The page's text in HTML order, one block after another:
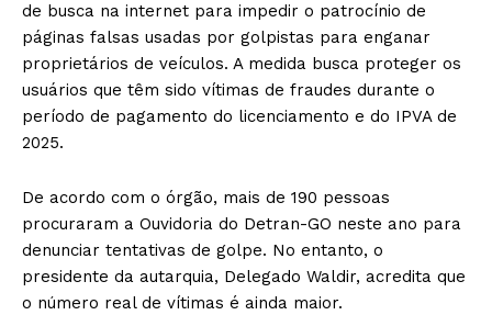
de busca na internet para impedir o patrocínio de
páginas falsas usadas por golpistas para enganar
proprietários de veículos. A medida busca proteger os
usuários que têm sido vítimas de fraudes durante o
período de pagamento do licenciamento e do IPVA de
2025.
De acordo com o órgão, mais de 190 pessoas
procuraram a Ouvidoria do Detran-GO neste ano para
denunciar tentativas de golpe. No entanto, o
presidente da autarquia, Delegado Waldir, acredita que
o número real de vítimas é ainda maior.